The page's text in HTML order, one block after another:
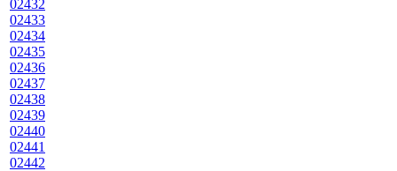
02432
02433
02434
02435
02436
02437
02438
02439
02440
02441
02442